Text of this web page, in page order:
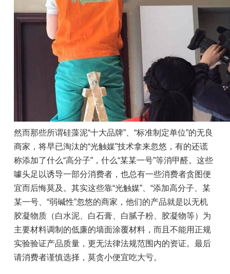
然而那些所谓硅藻泥“十大品牌”、“标准制定单位”的无良
商家，将早已淘汰的“光触媒”技术拿来忽悠，有的还谎
称添加了什么“高分子”，什么“某某一号”等消甲醛。这些
噱头足以诱导一部分消费者，也总有一些消费者贪图便
宜而后悔莫及。其实这些靠“光触媒”、“添加高分子、某
某一号、“弱碱性”忽悠的商家，他们的产品就是以无机
胶凝物质（白水泥、白石膏、白腻子粉、胶凝物等）为
主要材料调制的低廉的墙面涂覆材料，而且不能用正规
实验验证产品质量，更无法律法规范围内的资证。最后
请消费者谨慎选择，莫贪小便宜吃大亏。